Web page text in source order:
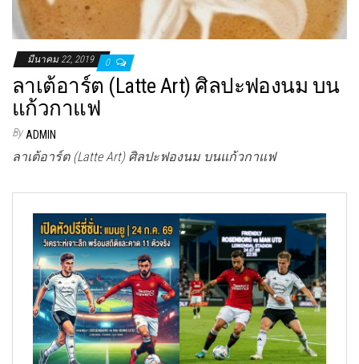
มีนาคม 22, 2019 0
ลาเต้อาร์ต (Latte Art) ศิลปะฟองนม บน
แก้วกาแฟ
By ADMIN
ลาเต้อาร์ต (Latte Art) ศิลปะฟองนม บนแก้วกาแฟ